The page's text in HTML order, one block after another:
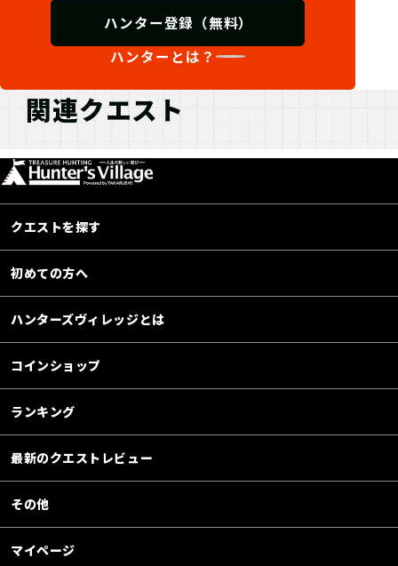
ハンター登録（無料）
ハンターとは？
関連クエスト
クエストを探す
初めての方へ
ハンターズヴィレッジとは
コインショップ
ランキング
最新のクエストレビュー
その他
マイページ